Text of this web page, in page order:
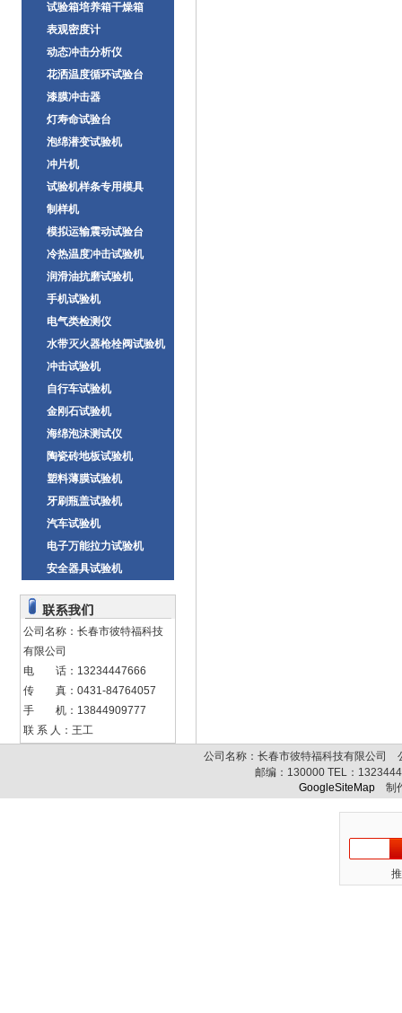
试验箱培养箱干燥箱
表观密度计
动态冲击分析仪
花洒温度循环试验台
漆膜冲击器
灯寿命试验台
泡绵潜变试验机
冲片机
试验机样条专用模具
制样机
模拟运输震动试验台
冷热温度冲击试验机
润滑油抗磨试验机
手机试验机
电气类检测仪
水带灭火器枪栓阀试验机
冲击试验机
自行车试验机
金刚石试验机
海绵泡沫测试仪
陶瓷砖地板试验机
塑料薄膜试验机
牙刷瓶盖试验机
汽车试验机
电子万能拉力试验机
安全器具试验机
公司名称：长春市彼特福科技
有限公司
电 话：13234447666
传 真：0431-84764057
手 机：13844909777
联 系 人：王工
公司名称：长春市彼特福科技有限公司
邮编： 130000TEL：
GoogleSiteMap 制